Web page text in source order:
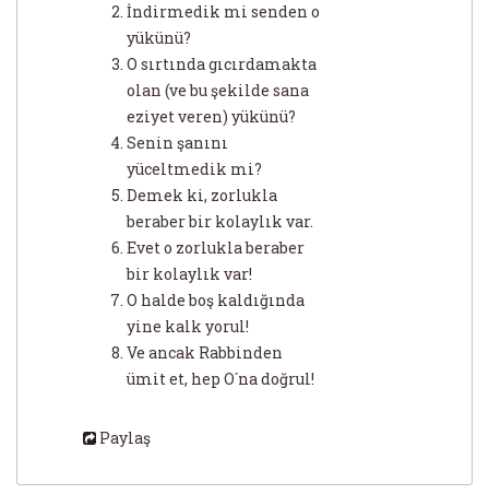
İndirmedik mi senden o
yükünü?
O sırtında gıcırdamakta
olan (ve bu şekilde sana
eziyet veren) yükünü?
Senin şanını
yüceltmedik mi?
Demek ki, zorlukla
beraber bir kolaylık var.
Evet o zorlukla beraber
bir kolaylık var!
O halde boş kaldığında
yine kalk yorul!
Ve ancak Rabbinden
ümit et, hep O´na doğrul!
Paylaş